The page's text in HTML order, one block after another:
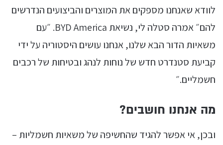
לוודא שאנחנו מספקים את המוצרים והביצועים הנדרשים
להם״ אמרה סטלה לי, נשיאת BYD America. ״עם
משאיות הדור הבא שלנו, אנחנו עושים היסטוריה על ידי
קביעת סטנדרט חדש של נוחות לנהג ובטיחות של רכבים
חשמליים.״
מה אנחנו חושבים?
ובכן, אי אפשר להגיד שהחשיפה של משאיות חשמליות –